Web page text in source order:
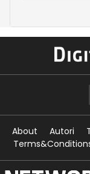
About Autori